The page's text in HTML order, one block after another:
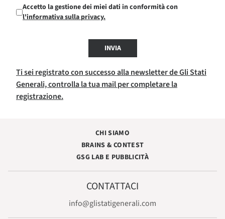
Accetto la gestione dei miei dati in conformità con
l'informativa sulla privacy.
INVIA
Ti sei registrato con successo alla newsletter de Gli Stati
Generali, controlla la tua mail per completare la
registrazione.
CHI SIAMO
BRAINS & CONTEST
GSG LAB E PUBBLICITÀ
CONTATTACI
info@glistatigenerali.com